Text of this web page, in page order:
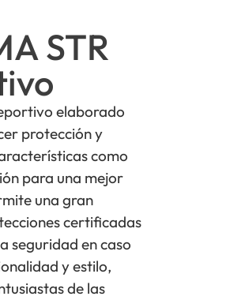
STR
elaborado
protección y
como
para una mejor
una gran
certificadas
seguridad en caso
y estilo,
de las